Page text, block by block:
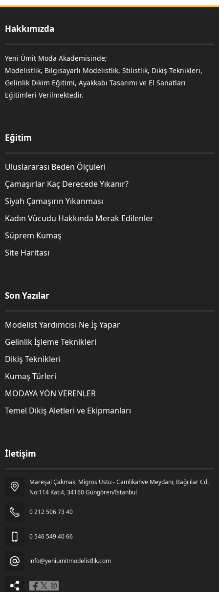
Hakkımızda
Yeni Ümit Moda Akademisinde;
Modelistlik, Bilgisayarlı Modelistlik, Stilistlik, Dikiş Teknikleri,
Gelinlik Dikim Eğitimi, Ayakkabı Tasarımı ve El Sanatları
Eğitimleri Verilmektedir.
Eğitim
Uluslararası Beden Ölçüleri
Çamaşırlar Kaç Derecede Yıkanır?
Siyah Çamaşırın Yıkanması
Kadın Vücudu Hakkında Merak Edilenler
Süprem Kumaş
Site Haritası
Son Yazılar
Modelist Yardımcısı Ne İş Yapar
Gelinlik İşleme Teknikleri
Dikiş Teknikleri
Kumaş Türleri
MODAYA YÖN VERENLER
Temel Dikiş Aletleri ve Ekipmanları
İletişim
Mareşal Çakmak, Migros Üstü - Camlıkahve Meydanı, Bağcılar Cd.
No:114 Kat:4, 34160 Güngören/İstanbul
0 212 506 73 40
0 546 549 40 66
info@yeniumitmodelistlik.com
Gözde Kara